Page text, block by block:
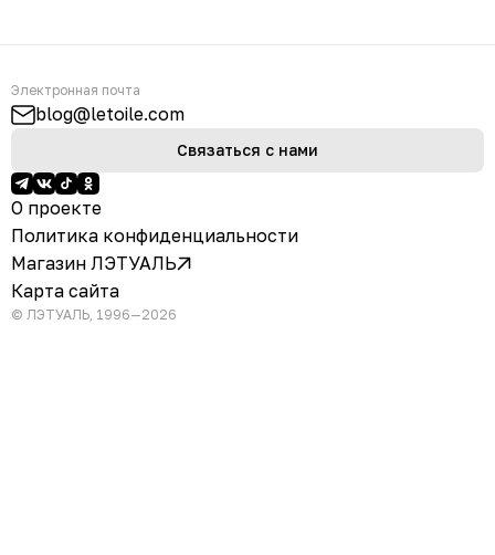
Электронная почта
blog@letoile.com
Связаться с нами
О проекте
Политика конфиденциальности
Магазин ЛЭТУАЛЬ
Карта сайта
© ЛЭТУАЛЬ, 1996—2026